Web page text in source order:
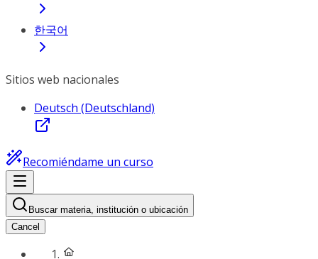
한국어
Sitios web nacionales
Deutsch (Deutschland)
Recomiéndame un curso
Buscar materia, institución o ubicación
Cancel